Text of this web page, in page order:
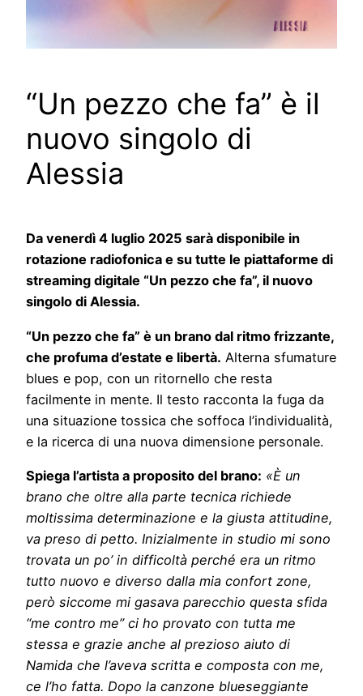
“Un pezzo che fa” è il
nuovo singolo di
Alessia
Da venerdì 4 luglio 2025 sarà disponibile in
rotazione radiofonica e su tutte le piattaforme di
streaming digitale “Un pezzo che fa”, il nuovo
singolo di Alessia.
“Un pezzo che fa” è un brano dal ritmo frizzante,
che profuma d’estate e libertà. Alterna sfumature
blues e pop, con un ritornello che resta
facilmente in mente. Il testo racconta la fuga da
una situazione tossica che soffoca l’individualità,
e la ricerca di una nuova dimensione personale.
Spiega l’artista a proposito del brano: «È un
brano che oltre alla parte tecnica richiede
moltissima determinazione e la giusta attitudine,
va preso di petto. Inizialmente in studio mi sono
trovata un po’ in difficoltà perché era un ritmo
tutto nuovo e diverso dalla mia confort zone,
però siccome mi gasava parecchio questa sfida
“me contro me” ci ho provato con tutta me
stessa e grazie anche al prezioso aiuto di
Namida che l’aveva scritta e composta con me,
ce l’ho fatta. Dopo la canzone blueseggiante